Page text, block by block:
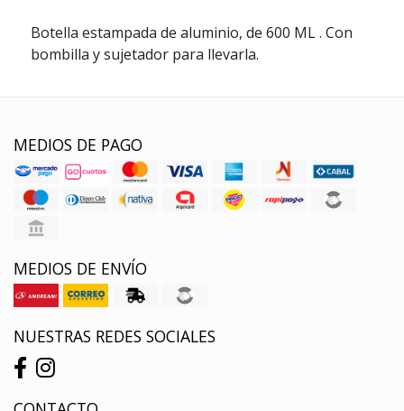
Botella estampada de aluminio, de 600 ML . Con
bombilla y sujetador para llevarla.
MEDIOS DE PAGO
MEDIOS DE ENVÍO
NUESTRAS REDES SOCIALES